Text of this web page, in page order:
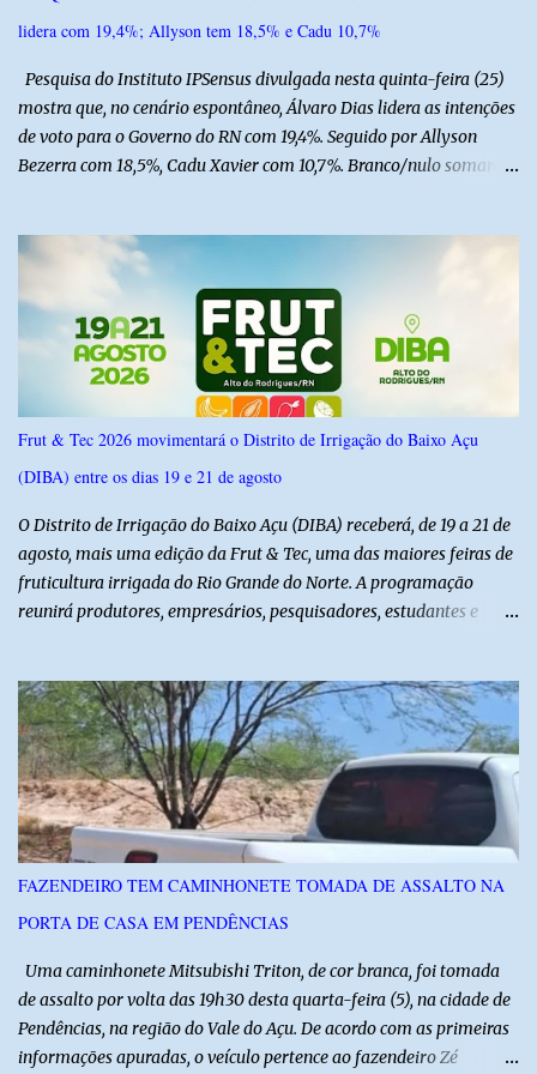
lidera com 19,4%; Allyson tem 18,5% e Cadu 10,7%
Pesquisa do Instituto IPSensus divulgada nesta quinta-feira (25)
mostra que, no cenário espontâneo, Álvaro Dias lidera as intenções
de voto para o Governo do RN com 19,4%. Seguido por Allyson
Bezerra com 18,5%, Cadu Xavier com 10,7%. Branco/nulo somaram
do Norte entre os dias 18 e 22 de junho de 2026. O levantamento
possui margem de erro de 2,5 pontos percentuais e nível de
confiança de 95%. Registro no TSE: RN-09520/2026
Frut & Tec 2026 movimentará o Distrito de Irrigação do Baixo Açu
(DIBA) entre os dias 19 e 21 de agosto
O Distrito de Irrigação do Baixo Açu (DIBA) receberá, de 19 a 21 de
agosto, mais uma edição da Frut & Tec, uma das maiores feiras de
fruticultura irrigada do Rio Grande do Norte. A programação
reunirá produtores, empresários, pesquisadores, estudantes e
instituições e tecnologias voltadas ao setor. Além das atividades
técnicas, a feira contará com programação cultural. No dia 20 de
agosto, o público poderá prestigiar o show de humor com Mução,
seguido de apresentação musical de Vê Barreto. A Frut & Tec
reforça a importância do Distrito de Irrigação do Baixo Açu como
referência na fruticultura irrigada, promovendo conhecimento,
FAZENDEIRO TEM CAMINHONETE TOMADA DE ASSALTO NA
PORTA DE CASA EM PENDÊNCIAS
Uma caminhonete Mitsubishi Triton, de cor branca, foi tomada
de assalto por volta das 19h30 desta quarta-feira (5), na cidade de
Pendências, na região do Vale do Açu. De acordo com as primeiras
informações apuradas, o veículo pertence ao fazendeiro Zé